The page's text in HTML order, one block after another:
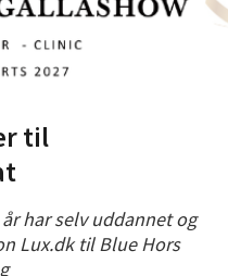
til
har selv uddannet og
Lux.dk til Blue Hors